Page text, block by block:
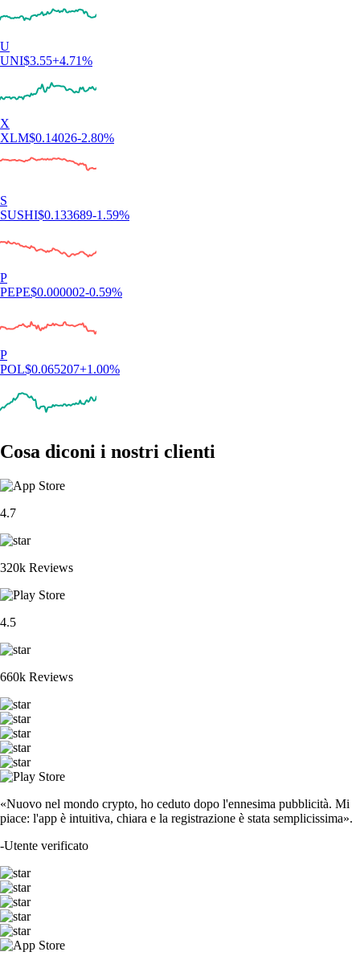
U
UNI$3.55+4.71%
X
XLM$0.14026-2.80%
S
SUSHI$0.133689-1.59%
P
PEPE$0.000002-0.59%
P
POL$0.065207+1.00%
Cosa diconi i nostri clienti
4.7
320k Reviews
4.5
660k Reviews
«Nuovo nel mondo crypto, ho ceduto dopo l'ennesima pubblicità. Mi
piace: l'app è intuitiva, chiara e la registrazione è stata semplicissima».
-Utente verificato